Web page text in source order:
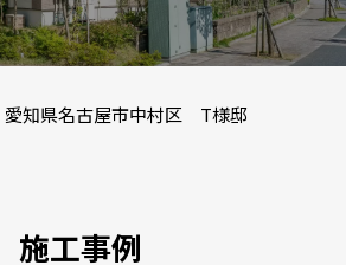
愛知県名古屋市中村区 T様邸
施工事例